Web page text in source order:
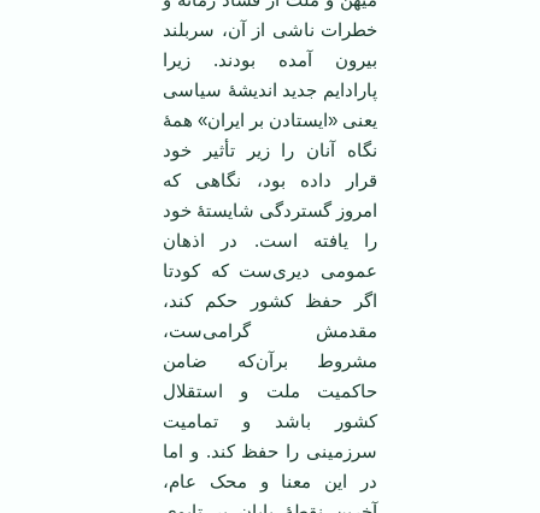
خطرات ناشی از آن، سربلند
بیرون آمده بودند. زیرا
پارادایم جدید اندیشۀ سیاسی
یعنی «ایستادن بر ایران» همۀ
نگاه‌ آنان را زیر تأثیر خود
قرار داده بود، نگاهی که
امروز گستردگی شایستۀ خود
را یافته است. در اذهان
عمومی دیری‌ست که کودتا
اگر حفظ کشور حکم کند،
مقدمش گرامی‌ست،
مشروط برآن‌که ضامن
حاکمیت ملت و استقلال
کشور باشد و تمامیت
سرزمینی را حفظ کند. و اما
در این معنا و محک عام،